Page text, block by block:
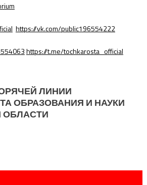
https://vk.com/public196554222
https://t.me/tochkarosta_official
ЛИНИИ
ОБРАЗОВАНИЯ И НАУКИ
ОБЛАСТИ